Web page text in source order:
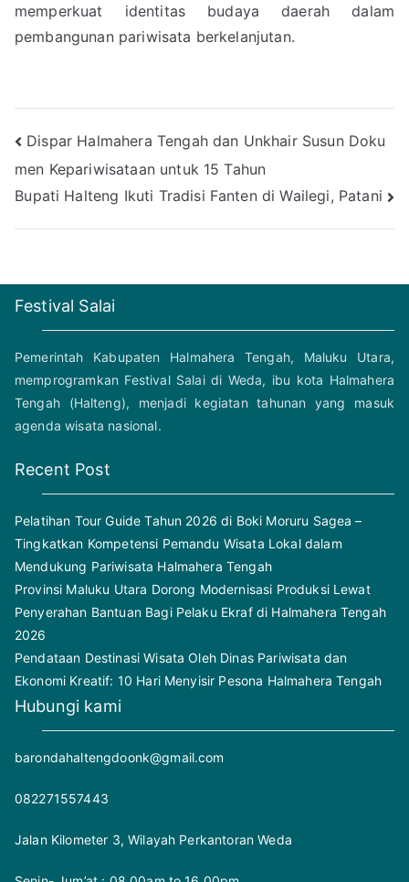
memperkuat identitas budaya daerah dalam
pembangunan pariwisata berkelanjutan.
Post
navigation
Dispar Halmahera Tengah dan Unkhair Susun Doku
men Kepariwisataan untuk 15 Tahun
Bupati Halteng Ikuti Tradisi Fanten di Wailegi, Patani
Festival Salai
Pemerintah Kabupaten Halmahera Tengah, Maluku Utara,
memprogramkan Festival Salai di Weda, ibu kota Halmahera
Tengah (Halteng), menjadi kegiatan tahunan yang masuk
agenda wisata nasional.
Recent Post
Pelatihan Tour Guide Tahun 2026 di Boki Moruru Sagea –
Tingkatkan Kompetensi Pemandu Wisata Lokal dalam
Mendukung Pariwisata Halmahera Tengah
Provinsi Maluku Utara Dorong Modernisasi Produksi Lewat
Penyerahan Bantuan Bagi Pelaku Ekraf di Halmahera Tengah
2026
Pendataan Destinasi Wisata Oleh Dinas Pariwisata dan
Ekonomi Kreatif: 10 Hari Menyisir Pesona Halmahera Tengah
Hubungi kami
barondahaltengdoonk@gmail.com
082271557443
Jalan Kilometer 3, Wilayah Perkantoran Weda